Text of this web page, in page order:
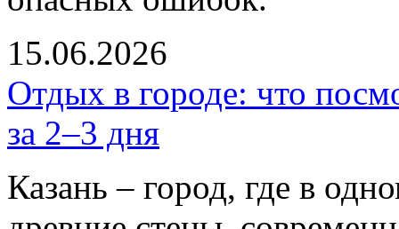
15.06.2026
Отдых в городе: что
за 2–3 дня
Казань – город, где в